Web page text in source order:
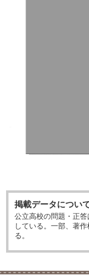
掲載データについ
公立高校の問題・正
している。一部、著
る。